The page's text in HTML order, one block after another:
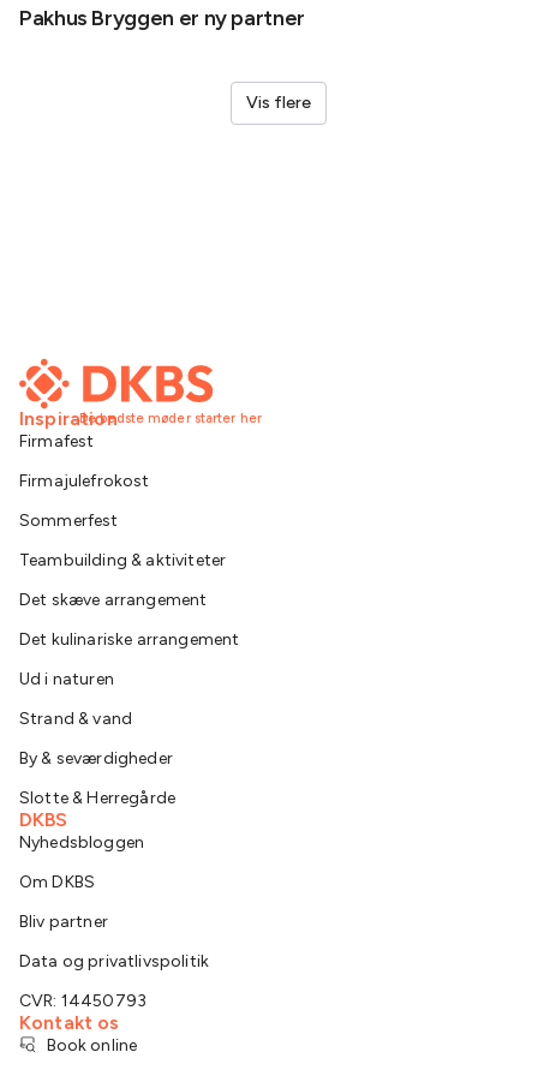
Pakhus Bryggen er ny partner
Vis flere
De bedste møder starter her
Inspiration
Firmafest
Firmajulefrokost
Sommerfest
Teambuilding & aktiviteter
Det skæve arrangement
Det kulinariske arrangement
Ud i naturen
Strand & vand
By & seværdigheder
Slotte & Herregårde
DKBS
Nyhedsbloggen
Om DKBS
Bliv partner
Data og privatlivspolitik
CVR: 14450793
Kontakt os
Book online